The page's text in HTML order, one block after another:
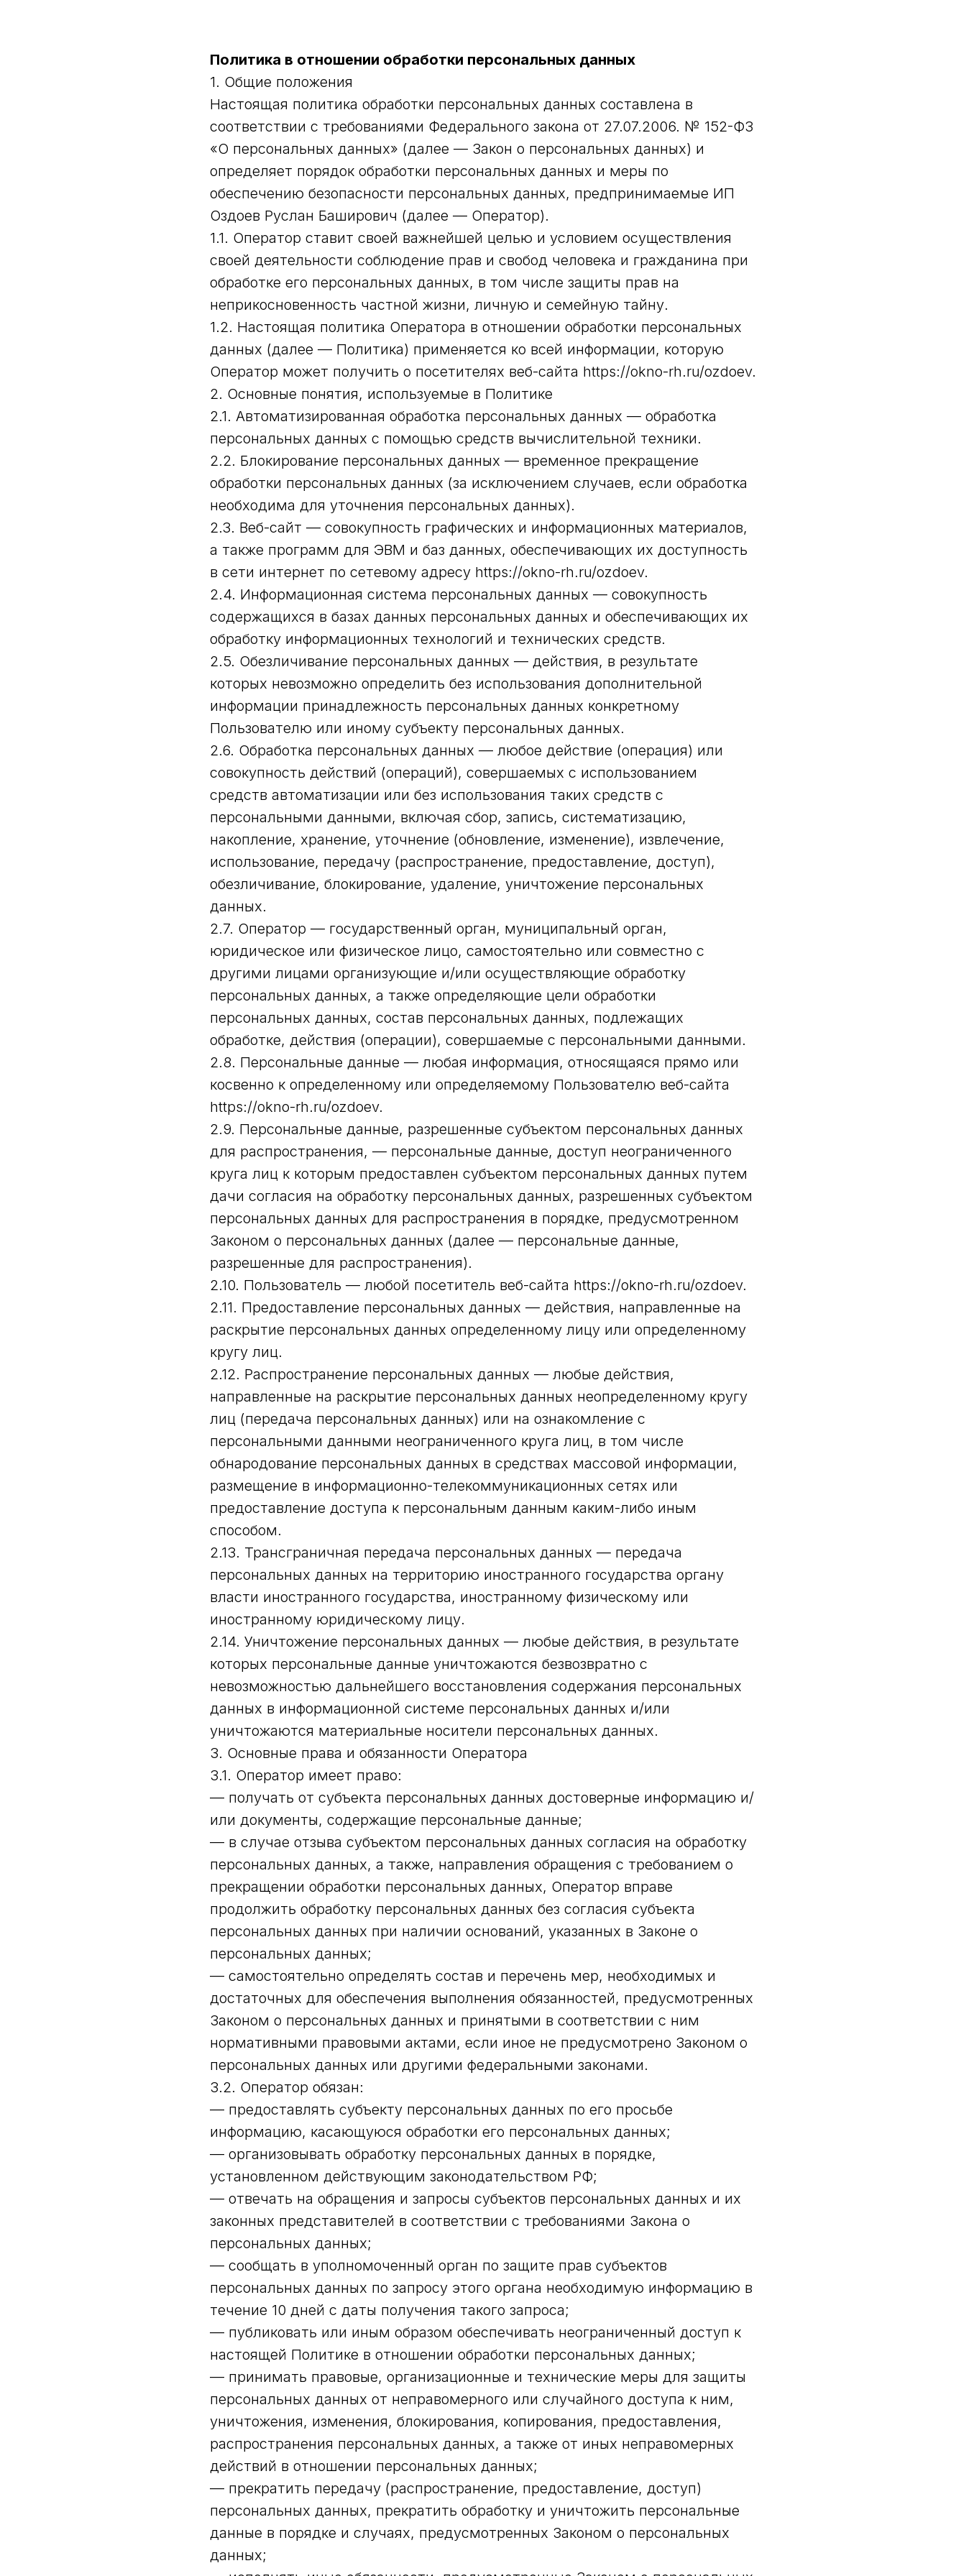
Политика в отношении обработки персональных данных
1. Общие положения
Настоящая политика обработки персональных данных составлена в
соответствии с требованиями Федерального закона от 27.07.2006. № 152-ФЗ
«О персональных данных» (далее — Закон о персональных данных) и
определяет порядок обработки персональных данных и меры по
обеспечению безопасности персональных данных, предпринимаемые ИП
Оздоев Руслан Баширович (далее — Оператор).
1.1. Оператор ставит своей важнейшей целью и условием осуществления
своей деятельности соблюдение прав и свобод человека и гражданина при
обработке его персональных данных, в том числе защиты прав на
неприкосновенность частной жизни, личную и семейную тайну.
1.2. Настоящая политика Оператора в отношении обработки персональных
данных (далее — Политика) применяется ко всей информации, которую
Оператор может получить о посетителях веб-сайта https://okno-rh.ru/ozdoev.
2. Основные понятия, используемые в Политике
2.1. Автоматизированная обработка персональных данных — обработка
персональных данных с помощью средств вычислительной техники.
2.2. Блокирование персональных данных — временное прекращение
обработки персональных данных (за исключением случаев, если обработка
необходима для уточнения персональных данных).
2.3. Веб-сайт — совокупность графических и информационных материалов,
а также программ для ЭВМ и баз данных, обеспечивающих их доступность
в сети интернет по сетевому адресу https://okno-rh.ru/ozdoev.
2.4. Информационная система персональных данных — совокупность
содержащихся в базах данных персональных данных и обеспечивающих их
обработку информационных технологий и технических средств.
2.5. Обезличивание персональных данных — действия, в результате
которых невозможно определить без использования дополнительной
информации принадлежность персональных данных конкретному
Пользователю или иному субъекту персональных данных.
2.6. Обработка персональных данных — любое действие (операция) или
совокупность действий (операций), совершаемых с использованием
средств автоматизации или без использования таких средств с
персональными данными, включая сбор, запись, систематизацию,
накопление, хранение, уточнение (обновление, изменение), извлечение,
использование, передачу (распространение, предоставление, доступ),
обезличивание, блокирование, удаление, уничтожение персональных
данных.
2.7. Оператор — государственный орган, муниципальный орган,
юридическое или физическое лицо, самостоятельно или совместно с
другими лицами организующие и/или осуществляющие обработку
персональных данных, а также определяющие цели обработки
персональных данных, состав персональных данных, подлежащих
обработке, действия (операции), совершаемые с персональными данными.
2.8. Персональные данные — любая информация, относящаяся прямо или
косвенно к определенному или определяемому Пользователю веб-сайта
https://okno-rh.ru/ozdoev.
2.9. Персональные данные, разрешенные субъектом персональных данных
для распространения, — персональные данные, доступ неограниченного
круга лиц к которым предоставлен субъектом персональных данных путем
дачи согласия на обработку персональных данных, разрешенных субъектом
персональных данных для распространения в порядке, предусмотренном
Законом о персональных данных (далее — персональные данные,
разрешенные для распространения).
2.10. Пользователь — любой посетитель веб-сайта https://okno-rh.ru/ozdoev.
2.11. Предоставление персональных данных — действия, направленные на
раскрытие персональных данных определенному лицу или определенному
кругу лиц.
2.12. Распространение персональных данных — любые действия,
направленные на раскрытие персональных данных неопределенному кругу
лиц (передача персональных данных) или на ознакомление с
персональными данными неограниченного круга лиц, в том числе
обнародование персональных данных в средствах массовой информации,
размещение в информационно-телекоммуникационных сетях или
предоставление доступа к персональным данным каким-либо иным
способом.
2.13. Трансграничная передача персональных данных — передача
персональных данных на территорию иностранного государства органу
власти иностранного государства, иностранному физическому или
иностранному юридическому лицу.
2.14. Уничтожение персональных данных — любые действия, в результате
которых персональные данные уничтожаются безвозвратно с
невозможностью дальнейшего восстановления содержания персональных
данных в информационной системе персональных данных и/или
уничтожаются материальные носители персональных данных.
3. Основные права и обязанности Оператора
3.1. Оператор имеет право:
— получать от субъекта персональных данных достоверные информацию и/
или документы, содержащие персональные данные;
— в случае отзыва субъектом персональных данных согласия на обработку
персональных данных, а также, направления обращения с требованием о
прекращении обработки персональных данных, Оператор вправе
продолжить обработку персональных данных без согласия субъекта
персональных данных при наличии оснований, указанных в Законе о
персональных данных;
— самостоятельно определять состав и перечень мер, необходимых и
достаточных для обеспечения выполнения обязанностей, предусмотренных
Законом о персональных данных и принятыми в соответствии с ним
нормативными правовыми актами, если иное не предусмотрено Законом о
персональных данных или другими федеральными законами.
3.2. Оператор обязан:
— предоставлять субъекту персональных данных по его просьбе
информацию, касающуюся обработки его персональных данных;
— организовывать обработку персональных данных в порядке,
установленном действующим законодательством РФ;
— отвечать на обращения и запросы субъектов персональных данных и их
законных представителей в соответствии с требованиями Закона о
персональных данных;
— сообщать в уполномоченный орган по защите прав субъектов
персональных данных по запросу этого органа необходимую информацию в
течение 10 дней с даты получения такого запроса;
— публиковать или иным образом обеспечивать неограниченный доступ к
настоящей Политике в отношении обработки персональных данных;
— принимать правовые, организационные и технические меры для защиты
персональных данных от неправомерного или случайного доступа к ним,
уничтожения, изменения, блокирования, копирования, предоставления,
распространения персональных данных, а также от иных неправомерных
действий в отношении персональных данных;
— прекратить передачу (распространение, предоставление, доступ)
персональных данных, прекратить обработку и уничтожить персональные
данные в порядке и случаях, предусмотренных Законом о персональных
данных;